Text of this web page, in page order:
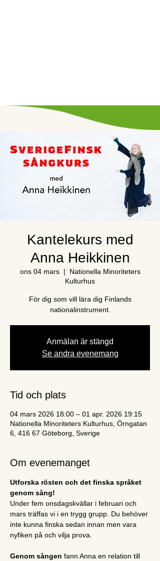
Kantelekurs med
Anna Heikkinen
ons 04 mars
  |
Nationella Minoriteters
Kulturhus
För dig som vill lära dig Finlands
nationalinstrument.
Anmälan är stängd
Se andra evenemang
Tid och plats
04 mars 2026 18:00 – 01 apr. 2026 19:15
Nationella Minoriteters Kulturhus, Örngatan
6, 416 67 Göteborg, Sverige
Om evenemanget
Utforska rösten och det finska språket
genom sång!
Under fem onsdagskvällar i februari och
mars träffas vi i en trygg grupp. Du behöver
inte kunna finska sedan innan men vara
nyfiken på och vilja prova.
Genom sången fann Anna en relation till